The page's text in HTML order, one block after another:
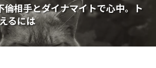
倫相手とダイナマイトで心中。ト
るには